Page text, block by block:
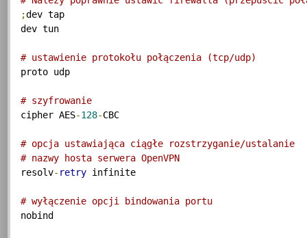
;dev tap
dev tun
# ustawienie protokołu połączenia (tcp/udp)
proto udp
# szyfrowanie
cipher AES-128-CBC
# opcja ustawiająca ciągłe rozstrzyganie/ustalanie
# nazwy hosta serwera OpenVPN
resolv- retry infinite
# wyłączenie opcji bindowania portu
nobind